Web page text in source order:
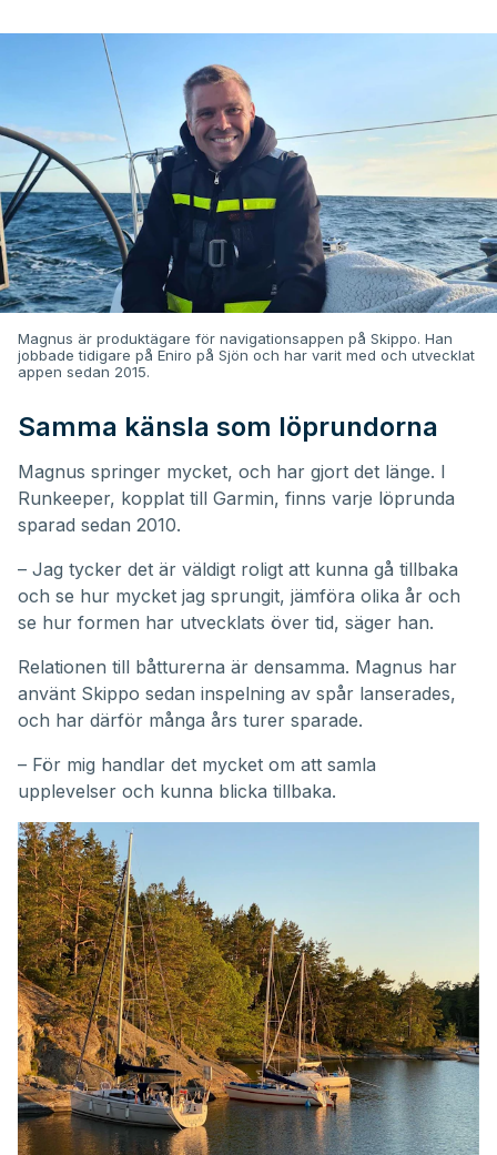
Magnus är produktägare för navigationsappen på Skippo. Han
jobbade tidigare på Eniro på Sjön och har varit med och utvecklat
appen sedan 2015.
Samma känsla som löprundorna
Magnus springer mycket, och har gjort det länge. I
Runkeeper, kopplat till Garmin, finns varje löprunda
sparad sedan 2010.
– Jag tycker det är väldigt roligt att kunna gå tillbaka
och se hur mycket jag sprungit, jämföra olika år och
se hur formen har utvecklats över tid, säger han.
Relationen till båtturerna är densamma. Magnus har
använt Skippo sedan inspelning av spår lanserades,
och har därför många års turer sparade.
– För mig handlar det mycket om att samla
upplevelser och kunna blicka tillbaka.